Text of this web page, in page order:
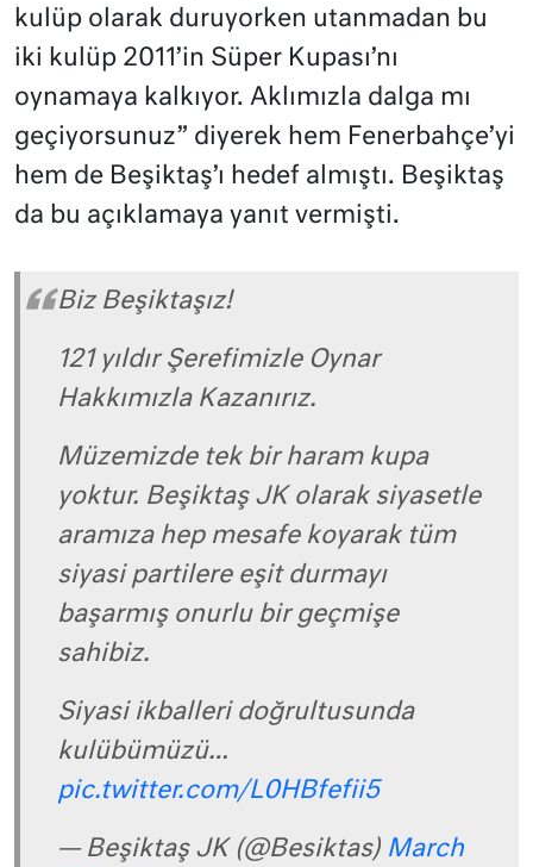
kulüp olarak duruyorken utanmadan bu
iki kulüp 2011’in Süper Kupası’nı
oynamaya kalkıyor. Aklımızla dalga mı
geçiyorsunuz” diyerek hem Fenerbahçe’yi
hem de Beşiktaş’ı hedef almıştı. Beşiktaş
da bu açıklamaya yanıt vermişti.
Biz Beşiktaşız!
121 yıldır Şerefimizle Oynar
Hakkımızla Kazanırız.
Müzemizde tek bir haram kupa
yoktur. Beşiktaş JK olarak siyasetle
aramıza hep mesafe koyarak tüm
siyasi partilere eşit durmayı
başarmış onurlu bir geçmişe
sahibiz.
Siyasi ikballeri doğrultusunda
kulübümüzü…
pic.twitter.com/L0HBfefii5
— Beşiktaş JK (@Besiktas) March